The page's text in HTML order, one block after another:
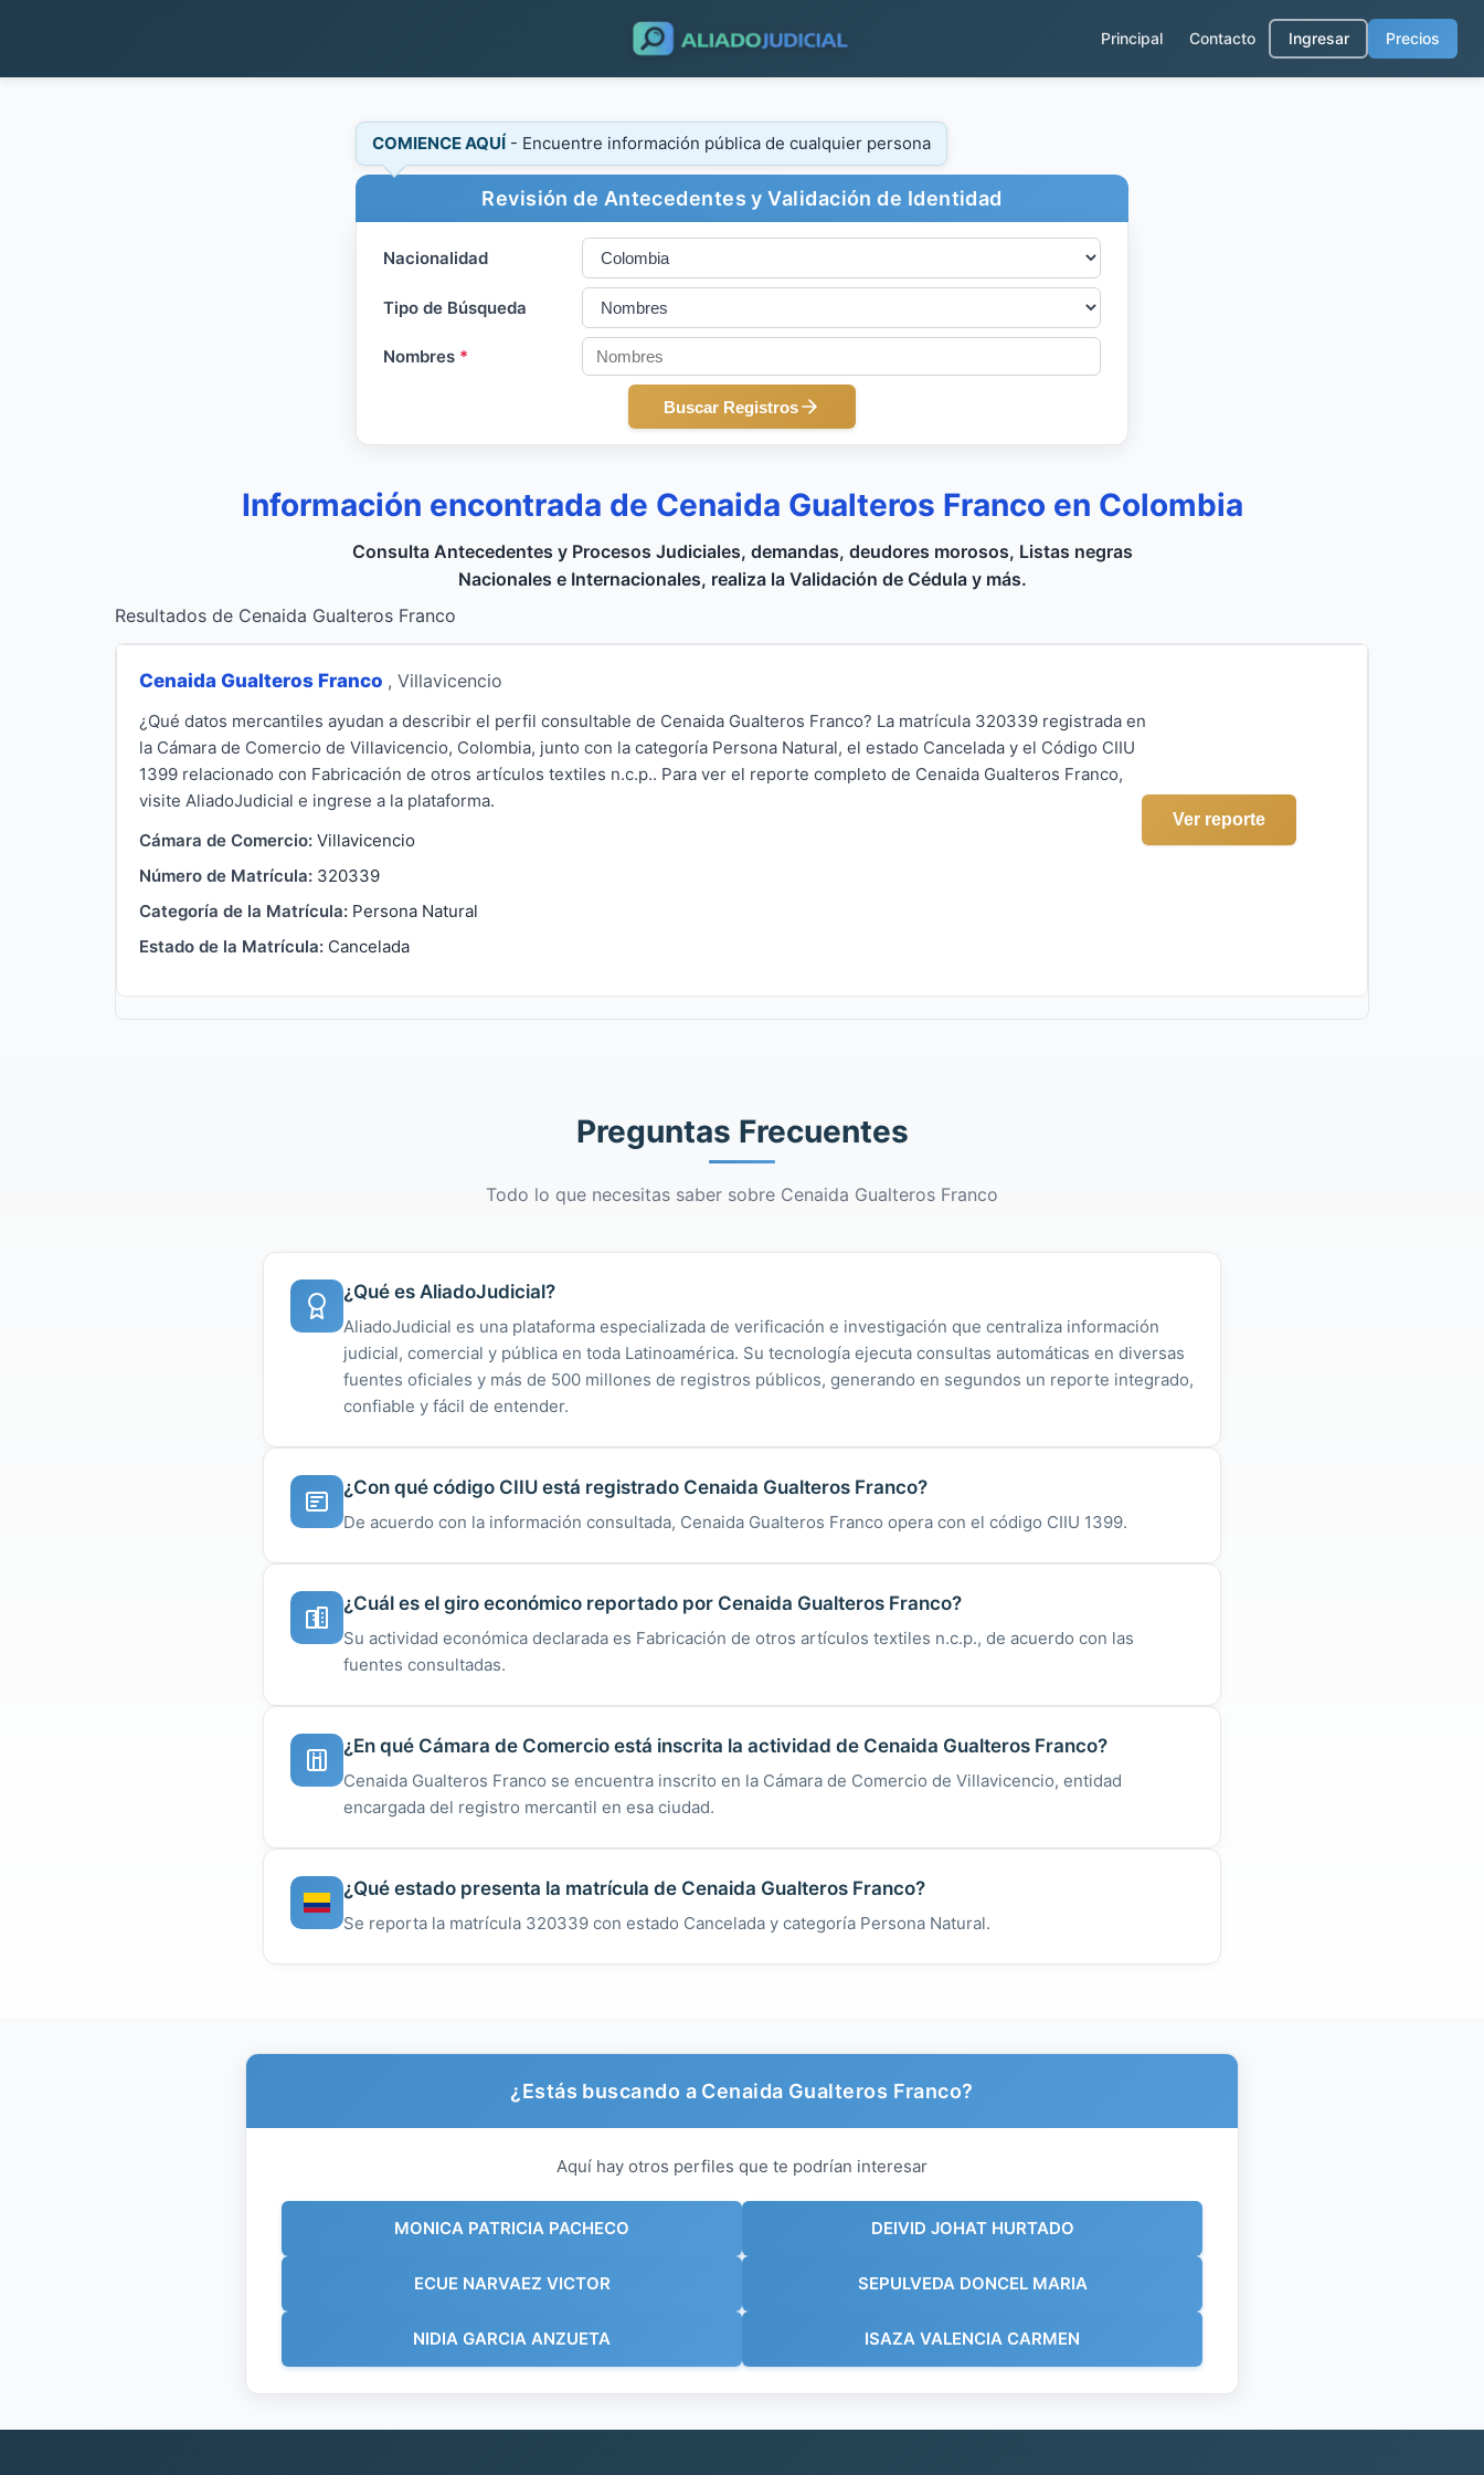
Principal Contacto Ingresar Precios
COMIENCE AQUÍ - Encuentre información pública de cualquier persona
Revisión de Antecedentes y Validación de Identidad
Nacionalidad
Tipo de Búsqueda
Nombres *
Buscar Registros
Información encontrada de Cenaida Gualteros Franco en Colombia
Consulta Antecedentes y Procesos Judiciales, demandas, deudores morosos, Listas negras
Nacionales e Internacionales, realiza la Validación de Cédula y más.
Resultados de Cenaida Gualteros Franco
Cenaida Gualteros Franco , Villavicencio
¿Qué datos mercantiles ayudan a describir el perfil consultable de Cenaida Gualteros Franco? La matrícula 320339 registrada en
la Cámara de Comercio de Villavicencio, Colombia, junto con la categoría Persona Natural, el estado Cancelada y el Código CIIU
1399 relacionado con Fabricación de otros artículos textiles n.c.p.. Para ver el reporte completo de Cenaida Gualteros Franco,
visite AliadoJudicial e ingrese a la plataforma.
Cámara de Comercio: Villavicencio
Número de Matrícula: 320339
Categoría de la Matrícula: Persona Natural
Estado de la Matrícula: Cancelada
Ver reporte
Preguntas Frecuentes
Todo lo que necesitas saber sobre Cenaida Gualteros Franco
¿Qué es AliadoJudicial?
AliadoJudicial es una plataforma especializada de verificación e investigación que centraliza información
judicial, comercial y pública en toda Latinoamérica. Su tecnología ejecuta consultas automáticas en diversas
fuentes oficiales y más de 500 millones de registros públicos, generando en segundos un reporte integrado,
confiable y fácil de entender.
¿Con qué código CIIU está registrado Cenaida Gualteros Franco?
De acuerdo con la información consultada, Cenaida Gualteros Franco opera con el código CIIU 1399.
¿Cuál es el giro económico reportado por Cenaida Gualteros Franco?
Su actividad económica declarada es Fabricación de otros artículos textiles n.c.p., de acuerdo con las
fuentes consultadas.
¿En qué Cámara de Comercio está inscrita la actividad de Cenaida Gualteros Franco?
Cenaida Gualteros Franco se encuentra inscrito en la Cámara de Comercio de Villavicencio, entidad
encargada del registro mercantil en esa ciudad.
¿Qué estado presenta la matrícula de Cenaida Gualteros Franco?
Se reporta la matrícula 320339 con estado Cancelada y categoría Persona Natural.
¿Estás buscando a Cenaida Gualteros Franco?
Aquí hay otros perfiles que te podrían interesar
MONICA PATRICIA PACHECO
ECUE NARVAEZ VICTOR
NIDIA GARCIA ANZUETA
DEIVID JOHAT HURTADO
SEPULVEDA DONCEL MARIA
ISAZA VALENCIA CARMEN